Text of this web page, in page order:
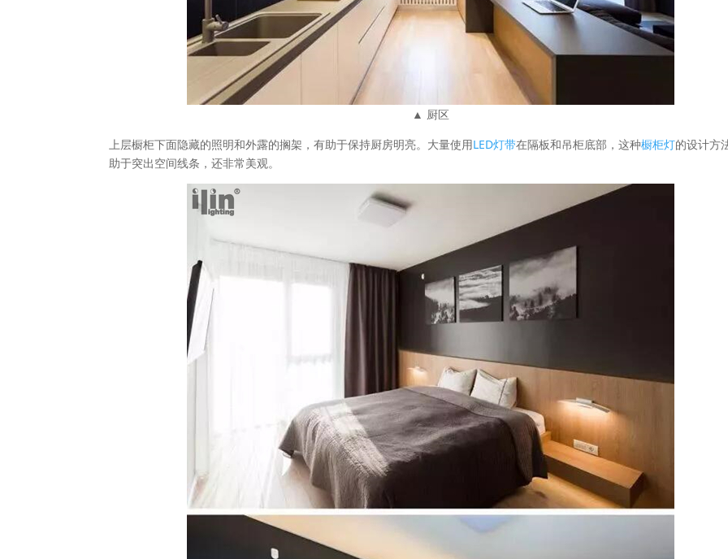
▲ 厨区
上层橱柜下面隐藏的照明和外露的搁架，有助于保持厨房明亮。大量使用LED灯带在隔板和吊柜底部，这种橱柜灯的设计方
助于突出空间线条，还非常美观。